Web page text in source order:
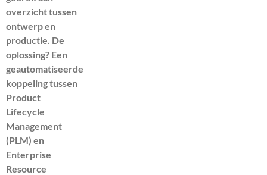
overzicht tussen
ontwerp en
productie. De
oplossing? Een
geautomatiseerde
koppeling tussen
Product
Lifecycle
Management
(PLM) en
Enterprise
Resource